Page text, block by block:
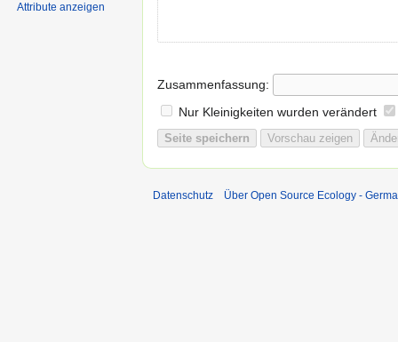
Zusammenfassung:
Nur Kleinigkeiten wurden verändert
Attribute anzeigen
Datenschutz Über Open Source Ecology -